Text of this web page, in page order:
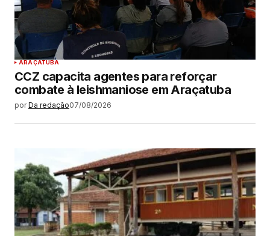
ARAÇATUBA
CCZ capacita agentes para reforçar
combate à leishmaniose em Araçatuba
por Da redação07/08/2026